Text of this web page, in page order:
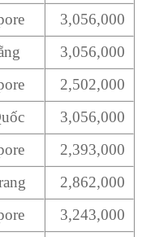
3,056,000
3,056,000
2,502,000
3,056,000
2,393,000
2,862,000
3,243,000